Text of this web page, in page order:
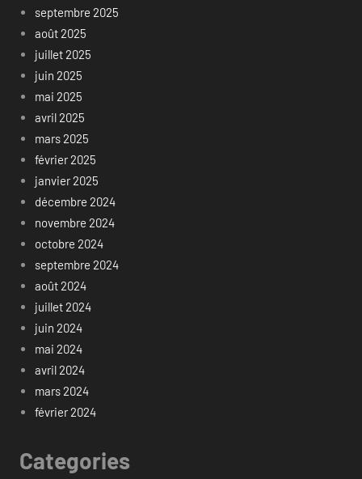
septembre 2025
août 2025
juillet 2025
juin 2025
mai 2025
avril 2025
mars 2025
février 2025
janvier 2025
décembre 2024
novembre 2024
octobre 2024
septembre 2024
août 2024
juillet 2024
juin 2024
mai 2024
avril 2024
mars 2024
février 2024
Categories